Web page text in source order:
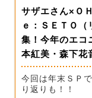
サザエさん×Ｏ
ｅ：ＳＥＴＯ
集！今年のエ
本紅美・森下花
今回は年末ＳＰ
り返りも！！